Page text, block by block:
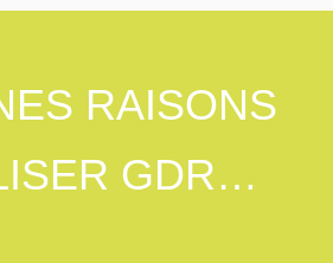
RAISONS
GDR…